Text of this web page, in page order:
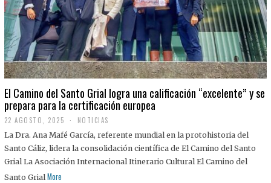
El Camino del Santo Grial logra una calificación “excelente” y se
prepara para la certificación europea
22 AGOSTO, 2025
2
A
G
O
S
NOTICIAS
La Dra. Ana Mafé García, referente mundial en la protohistoria del
Santo Cáliz, lidera la consolidación científica de El Camino del Santo
Grial La Asociación Internacional Itinerario Cultural El Camino del
Santo Grial More